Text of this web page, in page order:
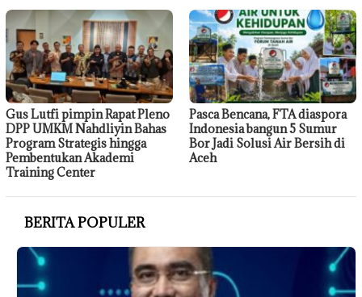
Gus Lutfi pimpin Rapat Pleno
DPP UMKM Nahdliyin Bahas
Program Strategis hingga
Pembentukan Akademi
Training Center
Pasca Bencana, FTA diaspora
Indonesia bangun 5 Sumur
Bor Jadi Solusi Air Bersih di
Aceh
BERITA POPULER